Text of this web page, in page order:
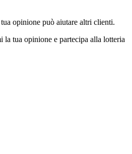
opinione può aiutare altri clienti.
la tua opinione e partecipa alla lotteria